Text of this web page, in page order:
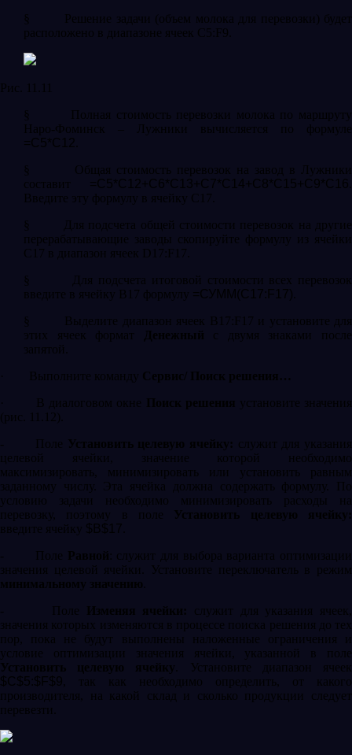
§
Решение задачи (объем молока для перевозки) будет
расположено в диапазоне ячеек C5:F9.
Рис. 11.11
§
Полная стоимость перевозки молока по маршруту
Наро-Фоминск – Лужники вычисляется по формуле
=C5*C 12
§
Общая стоимость перевозок на завод в Лужники
составит =C5*C 12+C6*C 13+C7*C 14+C8*C 15+C9*C 16
Введите эту формулу в ячейку С17.
§
Для подсчета общей стоимости перевозок на другие
перерабатывающие заводы скопируйте формулу из ячейки
С17 в диапазон ячеек D 17: F 17.
§
Для подсчета итоговой стоимости всех перевозок
введите в ячейку B 17 формулу =СУММ(C17:F17)
§
Выделите диапазон ячеек B 17: F 17 и установите для
этих ячеек формат
Денежный с двумя знаками после
запятой.
·
Выполните команду Сервис/ Поиск решения…
·
В диалоговом окне Поиск решения установите значения
(рис. 11.12).
-
Поле Установить целевую ячейку: служит для указания
целевой ячейки, значение которой необходимо
максимизировать, минимизировать или установить равным
заданному числу. Эта ячейка должна содержать формулу. По
условию задачи необходимо минимизировать расходы на
перевозку, поэтому в поле Установить целевую ячейку:
введите ячейку $ B $17
-
Поле Равной : служит для выбора варианта оптимизации
значения целевой ячейки. Установите переключатель в режим
минимальному значению
-
Поле Изменяя ячейки:
служит для указания ячеек,
значения которых изменяются в процессе поиска решения до тех
пор, пока не будут выполнены наложенные ограничения и
условие оптимизации значения ячейки, указанной в поле
Установить целевую ячейку . Установите диапазон ячеек
$C$5:$ F$9, так как необходимо определить, от какого
производителя, на какой склад и сколько продукции следует
перевезти.